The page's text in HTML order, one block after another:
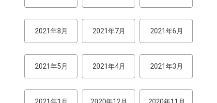
2021年8月 2021年7月 2021年6月
2021年5月 2021年4月 2021年3月